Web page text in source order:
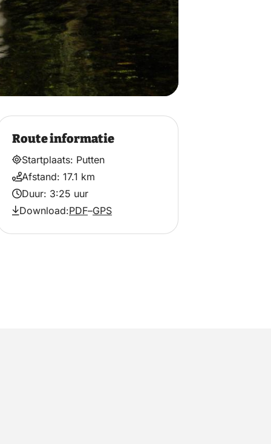
Route informatie
Startplaats: Putten
Afstand: 17.1 km
Duur: 3:25 uur
Download:PDF–GPS